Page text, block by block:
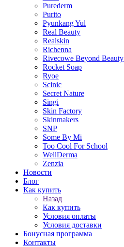
Purederm
Purito
Pyunkang Yul
Real Beauty
Realskin
Richenna
Rivecowe Beyond Beauty
Rocket Soap
Ryoe
Scinic
Secret Nature
Singi
Skin Factory
Skinmakers
SNP
Some By Mi
Too Cool For School
WellDerma
Zenzia
Новости
Блог
Как купить
Назад
Как купить
Условия оплаты
Условия доставки
Бонусная программа
Контакты